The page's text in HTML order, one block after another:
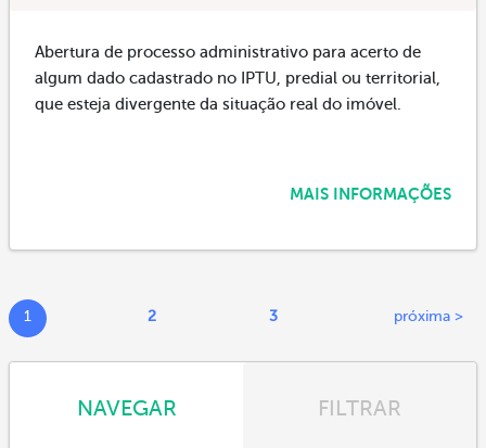
Abertura de processo administrativo para acerto de
algum dado cadastrado no IPTU, predial ou territorial,
que esteja divergente da situação real do imóvel.
MAIS INFORMAÇÕES
1 2 3 próxima >
NAVEGAR FILTRAR